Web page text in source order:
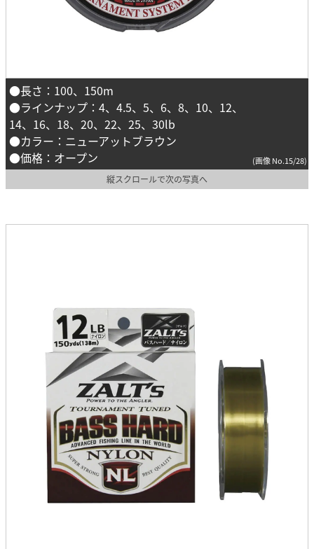
●長さ：100、150m
●ラインナップ：4、4.5、5、6、8、10、12、
14、16、18、20、22、25、30lb
●カラー：ニューアットブラウン
●価格：オープン
(画像 No.15/28)
縦スクロールで次の写真へ